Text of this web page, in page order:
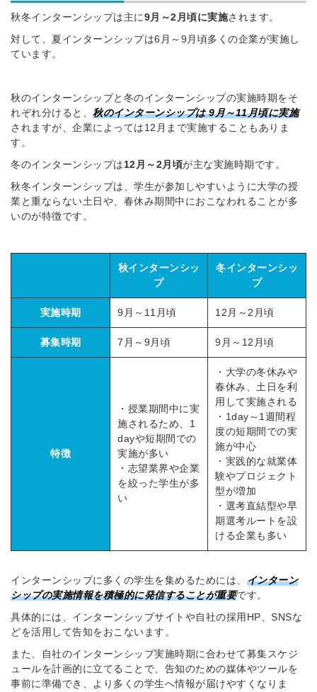
秋冬インターンシップは主に9月～2月頃に実施されます。
対して、夏インターンシップは6月～9月頃多くの企業が実施し
ています。
秋のインターンシップと冬のインターンシップの実施時期をそ
れぞれ分けると、 秋のインターンシップは 9月～11月頃に実施
されますが、企業によっては12月まで実施することもありま
す。
冬のインターンシップは12月～2月頃が主な実施時期です。
秋冬インターンシップは、学生が参加しやすいように大学の授
業と重ならない土日や、春休み期間中におこなわれることが多
いのが特徴です。
秋インターンシッ
プ
冬インターンシッ
プ
実施時期 9月～11月頃 12月～2月頃
募集時期 7月～9月頃 9月～12月頃
特徴
・授業期間中に実
施されるため、1
dayや短期間での
実施が多い
・志望業界や企業
を絞った学生が多
い
・大学の冬休みや
春休み、土日を利
用して実施される
・1day～1週間程
度の短期間での実
施が中心
・実践的な就業体
験やプロジェクト
型が増加
・選考直結型や早
期選考ルートを設
ける企業も多い
インターンシップに多くの学生を集めるためには、 インターン
シップの実施情報を積極的に発信することが重要です。
具体的には、インターンシップサイトや自社の採用HP、SNSな
どを活用して告知をおこないます。
また、自社のインターンシップ実施時期に合わせて募集スケジ
ュールを計画的に立てることで、告知のための媒体やツールを
事前に準備でき、より多くの学生へ情報が届けやすくなりま